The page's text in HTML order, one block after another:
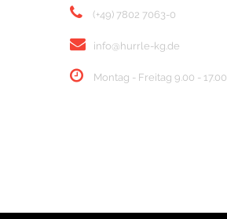
(+49) 7802 7063-0
info@hurrle-kg.de
Montag - Freitag 9.00 - 17.00